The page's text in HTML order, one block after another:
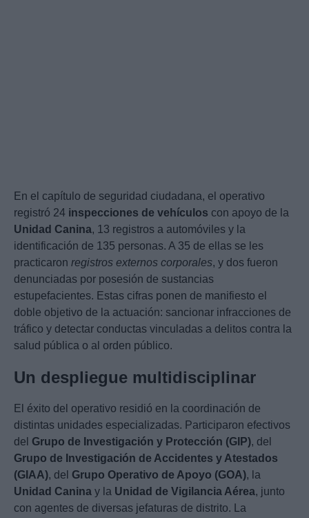
En el capítulo de seguridad ciudadana, el operativo
registró 24 inspecciones de vehículos con apoyo de la
Unidad Canina, 13 registros a automóviles y la
identificación de 135 personas. A 35 de ellas se les
practicaron registros externos corporales, y dos fueron
denunciadas por posesión de sustancias
estupefacientes. Estas cifras ponen de manifiesto el
doble objetivo de la actuación: sancionar infracciones de
tráfico y detectar conductas vinculadas a delitos contra la
salud pública o al orden público.
Un despliegue multidisciplinar
El éxito del operativo residió en la coordinación de
distintas unidades especializadas. Participaron efectivos
del Grupo de Investigación y Protección (GIP), del
Grupo de Investigación de Accidentes y Atestados
(GIAA), del Grupo Operativo de Apoyo (GOA), la
Unidad Canina y la Unidad de Vigilancia Aérea, junto
con agentes de diversas jefaturas de distrito. La